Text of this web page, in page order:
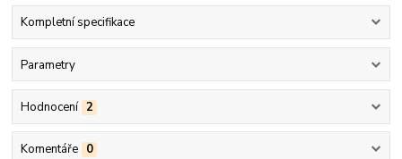
Kompletní specifikace
Parametry
Hodnocení 2
Komentáře 0